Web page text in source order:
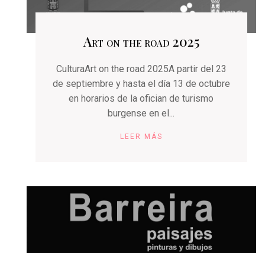
Art on the road 2025
CulturaArt on the road 2025A partir del 23
de septiembre y hasta el día 13 de octubre
en horarios de la ofician de turismo
burgense en el...
LEER MÁS